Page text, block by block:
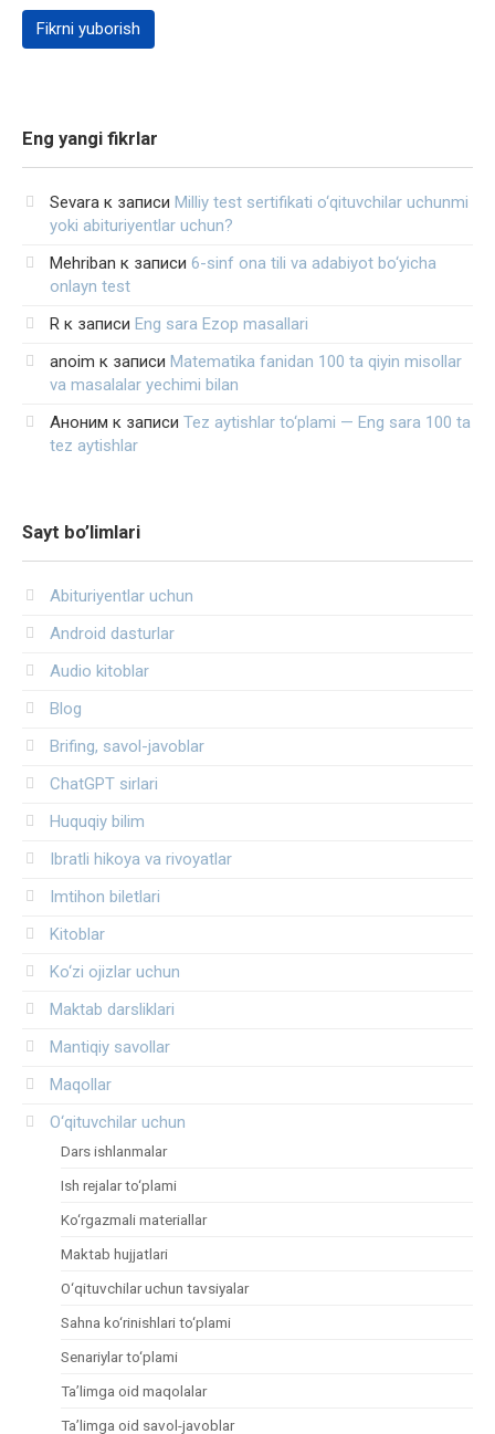
Eng yangi fikrlar
Sevara к записи Milliy test sertifikati o‘qituvchilar uchunmi
yoki abituriyentlar uchun?
Mehriban к записи 6-sinf ona tili va adabiyot bo‘yicha
onlayn test
R к записи Eng sara Ezop masallari
anoim к записи Matematika fanidan 100 ta qiyin misollar
va masalalar yechimi bilan
Аноним к записи Tez aytishlar to‘plami — Eng sara 100 ta
tez aytishlar
Sayt bo’limlari
Abituriyentlar uchun
Android dasturlar
Audio kitoblar
Blog
Brifing, savol-javoblar
ChatGPT sirlari
Huquqiy bilim
Ibratli hikoya va rivoyatlar
Imtihon biletlari
Kitoblar
Ko‘zi ojizlar uchun
Maktab darsliklari
Mantiqiy savollar
Maqollar
O‘qituvchilar uchun
Dars ishlanmalar
Ish rejalar to‘plami
Ko‘rgazmali materiallar
Maktab hujjatlari
O‘qituvchilar uchun tavsiyalar
Sahna ko‘rinishlari to‘plami
Senariylar to‘plami
Ta’limga oid maqolalar
Ta’limga oid savol-javoblar